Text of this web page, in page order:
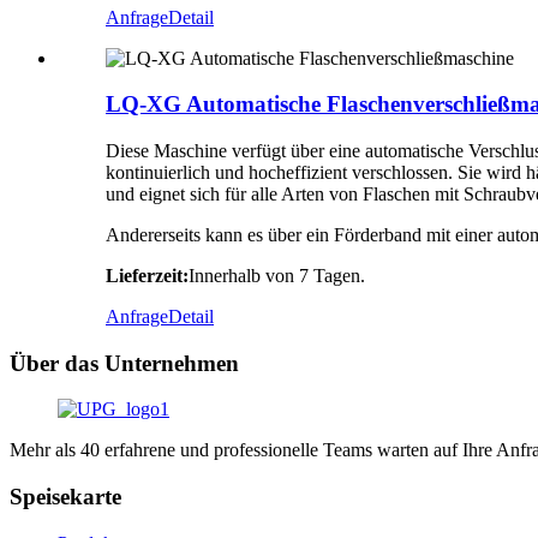
AnfrageDetail
LQ-XG Automatische
Diese Maschine verfügt über eine automatische
kontinuierlich und hocheffizient verschlossen. Sie wird
und eignet sich für alle Arten von Flaschen mit
Andererseits kann es über ein Förderband mit einer
Lieferzeit:Innerhalb von 7 Tagen.
AnfrageDetail
Über das Unternehmen
Mehr als 40 erfahrene und professionelle Teams warten auf Ihre
Speisekarte